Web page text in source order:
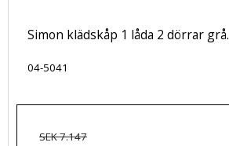
Simon klädskåp 1 låda 2 dörrar grå.
04-5041
SEK 7.147